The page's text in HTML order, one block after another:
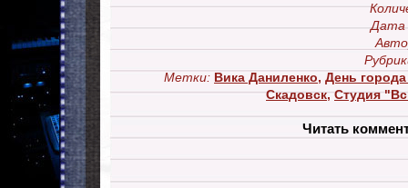
Дата
Метки: Вика Даниленко, День
Скадовск,Студия
Читать